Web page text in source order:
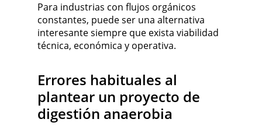
Para industrias con flujos orgánicos
constantes, puede ser una alternativa
interesante siempre que exista viabilidad
técnica, económica y operativa.
Errores habituales al
plantear un proyecto de
digestión anaerobia